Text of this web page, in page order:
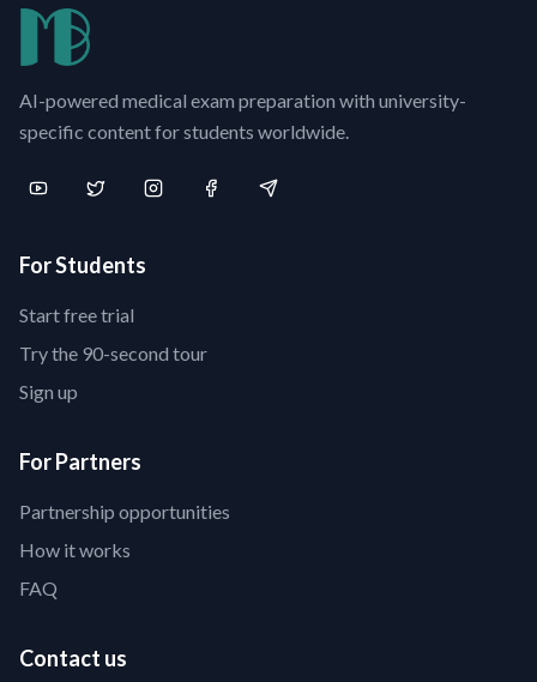
AI-powered medical exam preparation with university-
specific content for students worldwide.
For Students
Start free trial
Try the 90-second tour
Sign up
For Partners
Partnership opportunities
How it works
FAQ
Contact us